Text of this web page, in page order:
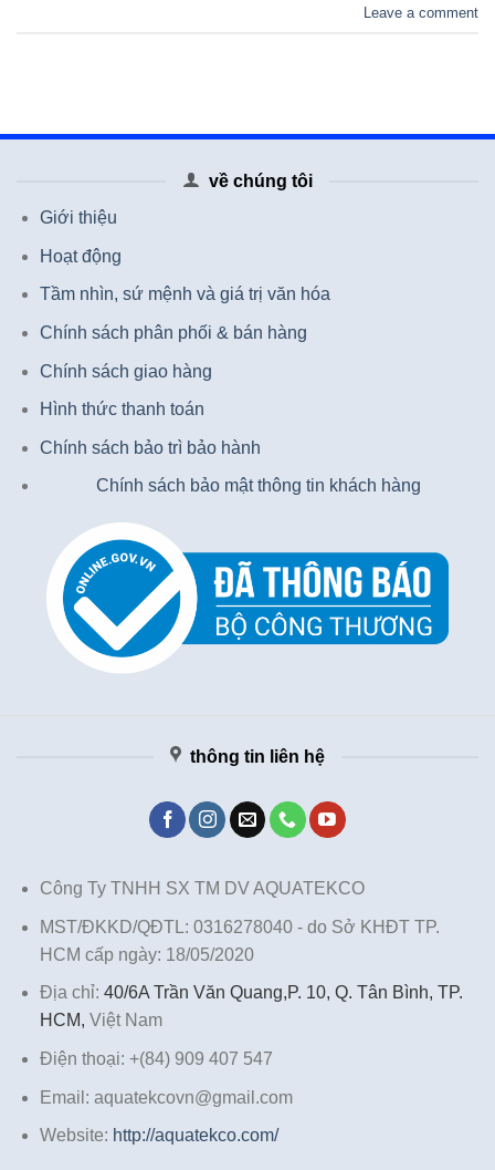
Leave a comment
về chúng tôi
Giới thiệu
Hoạt động
Tầm nhìn, sứ mệnh và giá trị văn hóa
Chính sách phân phối & bán hàng
Chính sách giao hàng
Hình thức thanh toán
Chính sách bảo trì bảo hành
Chính sách bảo mật thông tin khách hàng
thông tin liên hệ
Công Ty TNHH SX TM DV AQUATEKCO
MST/ĐKKD/QĐTL: 0316278040 - do Sở KHĐT TP.
HCM cấp ngày: 18/05/2020
Địa chỉ: 40/6A Trần Văn Quang,P. 10, Q. Tân Bình, TP.
HCM, Việt Nam
Điện thoại: +(84) 909 407 547
Email: aquatekcovn@gmail.com
Website: http://aquatekco.com/